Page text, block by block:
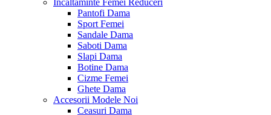
Incaltaminte Femei Reduceri
Pantofi Dama
Sport Femei
Sandale Dama
Saboti Dama
Slapi Dama
Botine Dama
Cizme Femei
Ghete Dama
Accesorii Modele Noi
Ceasuri Dama